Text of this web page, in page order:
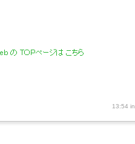
13:54 in